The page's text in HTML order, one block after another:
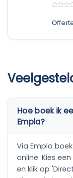
Hoe boek ik
Empla?
Via Empla
online. Kies
en klik op